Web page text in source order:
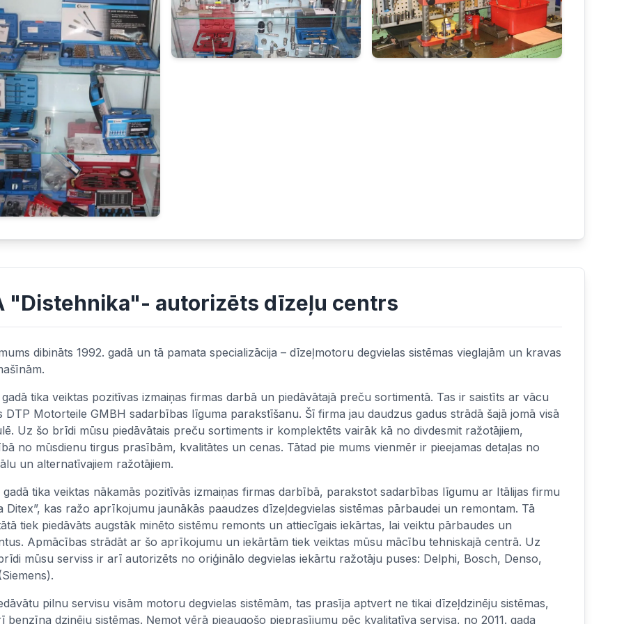
"Distehnika"- autorizēts dīzeļu centrs
dibināts 1992. gadā un tā pamata specializācija – dīzeļmotoru degvielas sistēmas vieglajām un kravas
tika veiktas pozitīvas izmaiņas firmas darbā un piedāvātajā preču sortimentā. Tas ir saistīts ar vācu
DTP Motorteile GMBH sadarbības līguma parakstīšanu. Šī firma jau daudzus gadus strādā šajā jomā visā
Uz šo brīdi mūsu piedāvātais preču sortiments ir komplektēts vairāk kā no divdesmit ražotājiem,
no mūsdienu tirgus prasībām, kvalitātes un cenas. Tātad pie mums vienmēr ir pieejamas detaļas no
un alternatīvajiem ražotājiem.
gadā tika veiktas nākamās pozitīvās izmaiņas firmas darbībā, parakstot sadarbības līgumu ar Itālijas firmu
Ditex”, kas ražo aprīkojumu jaunākās paaudzes dīzeļdegvielas sistēmas pārbaudei un remontam. Tā
tiek piedāvāts augstāk minēto sistēmu remonts un attiecīgais iekārtas, lai veiktu pārbaudes un
Apmācības strādāt ar šo aprīkojumu un iekārtām tiek veiktas mūsu mācību tehniskajā centrā. Uz
mūsu serviss ir arī autorizēts no oriģinālo degvielas iekārtu ražotāju puses: Delphi, Bosch, Denso,
pilnu servisu visām motoru degvielas sistēmām, tas prasīja aptvert ne tikai dīzeļdzinēju sistēmas,
benzīna dzinēju sistēmas. Ņemot vērā pieaugošo pieprasījumu pēc kvalitatīva servisa, no 2011. gada